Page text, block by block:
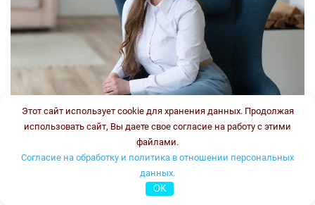
Врач-генетик, врач клинической лабораторной
диагностики
Стаж:
Этот сайт использует cookie для хранения данных. Продолжая
использовать сайт, Вы даете свое согласие на работу с этими
файлами.
Согласие на обработку и политика в отношении персональных
данных.
OK